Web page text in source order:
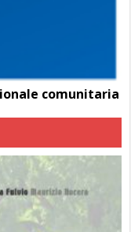
comunitaria